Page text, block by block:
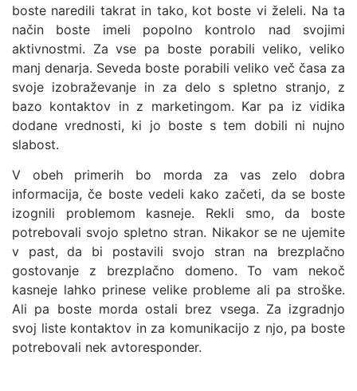
boste naredili takrat in tako, kot boste vi želeli. Na ta
način boste imeli popolno kontrolo nad svojimi
aktivnostmi. Za vse pa boste porabili veliko, veliko
manj denarja. Seveda boste porabili veliko več časa za
svoje izobraževanje in za delo s spletno stranjo, z
bazo kontaktov in z marketingom. Kar pa iz vidika
dodane vrednosti, ki jo boste s tem dobili ni nujno
slabost.
V obeh primerih bo morda za vas zelo dobra
informacija, če boste vedeli kako začeti, da se boste
izognili problemom kasneje. Rekli smo, da boste
potrebovali svojo spletno stran. Nikakor se ne ujemite
v past, da bi postavili svojo stran na brezplačno
gostovanje z brezplačno domeno. To vam nekoč
kasneje lahko prinese velike probleme ali pa stroške.
Ali pa boste morda ostali brez vsega. Za izgradnjo
svoj liste kontaktov in za komunikacijo z njo, pa boste
potrebovali nek avtoresponder.